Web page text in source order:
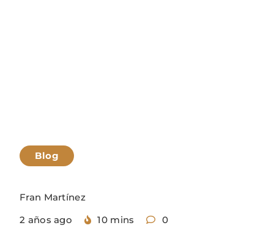
Blog
Fran Martínez
2 años ago
10 mins 0